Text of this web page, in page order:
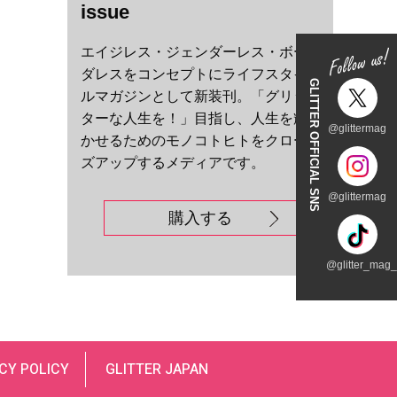
GLITTER OFFICIAL SNS @glittermag
@glittermag
issue
エイジレス・ジェンダーレス・ボー
ダレスをコンセプトにライフスタイ
ルマガジンとして新装刊。「グリッ
ターな人生を！」目指し、人生を輝
かせるためのモノコトヒトをクロー
ズアップするメディアです。
購入する
POLICY GLITTER JAPAN